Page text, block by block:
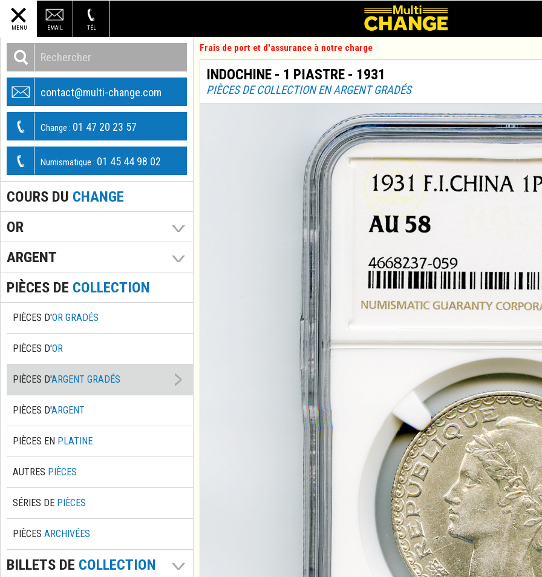
MENU EMAIL TÉL
contact@multi-change.com
Change : 01 47 20 23 57
Numismatique : 01 45 44 98 02
COURS DU CHANGE
OR
ARGENT
PIÈCES DE COLLECTION
PIÈCES D'OR GRADÉS
PIÈCES D'OR
PIÈCES D'ARGENT GRADÉS
PIÈCES D'ARGENT
PIÈCES EN PLATINE
AUTRES PIÈCES
SÉRIES DE PIÈCES
PIÈCES ARCHIVÉES
BILLETS DE COLLECTION
Frais de port et d'assurance à notre charge
INDOCHINE - 1 PIASTRE - 1931
PIÈCES DE COLLECTION EN ARGENT GRADÉS